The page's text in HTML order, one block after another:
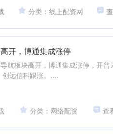
分类：线上配资网
开，博通集成涨停
航板块高开，博通集成涨停，开
远信科跟涨。....
分类：网络配资 查